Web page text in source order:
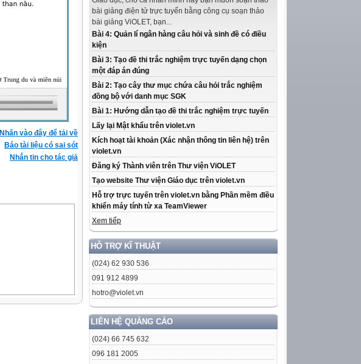
bài giảng điện tử trực tuyến bằng công cụ soạn thảo
bài giảng ViOLET, bạn...
Bài 4: Quản lí ngân hàng câu hỏi và sinh đề có điều
kiện
Bài 3: Tạo đề thi trắc nghiệm trực tuyến dạng chọn
một đáp án đúng
Bài 2: Tạo cây thư mục chứa câu hỏi trắc nghiệm
đồng bộ với danh mục SGK
Bài 1: Hướng dẫn tạo đề thi trắc nghiệm trực tuyến
Lấy lại Mật khẩu trên violet.vn
Kích hoạt tài khoản (Xác nhận thông tin liên hệ) trên
violet.vn
Đăng ký Thành viên trên Thư viện ViOLET
Tạo website Thư viện Giáo dục trên violet.vn
Hỗ trợ trực tuyến trên violet.vn bằng Phần mềm điều
khiển máy tính từ xa TeamViewer
Xem tiếp
HỖ TRỢ KĨ THUẬT
(024) 62 930 536
091 912 4899
hotro@violet.vn
LIÊN HỆ QUẢNG CÁO
(024) 66 745 632
096 181 2005
Nhấn vào đây để tải về
Báo tài liệu có sai sót
Nhắn tin cho tác giả